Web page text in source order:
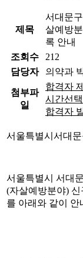
제목
서대문
살예방
록 안내
조회수
212
담당자
의약과
첨부파
일
합격자
시간선
합격자
서울특별시서대
서울특별시 서대
(자살예방분야) 신
를 아래와 같이 안